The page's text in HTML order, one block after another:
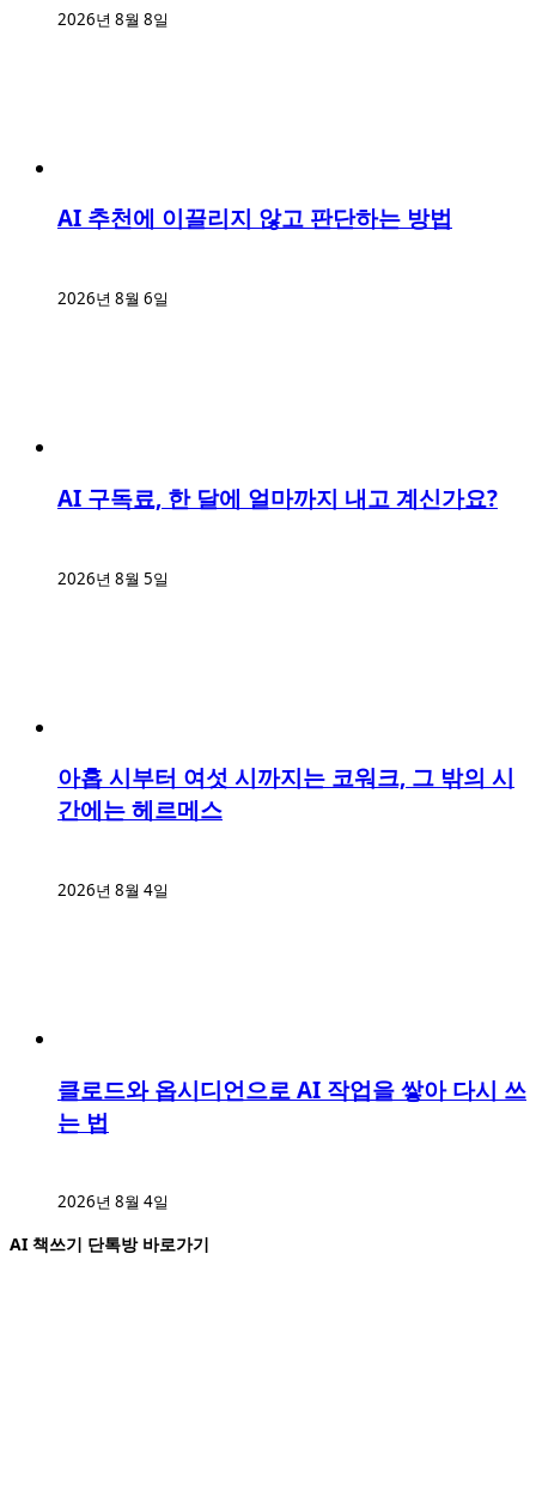
2026년 8월 8일
AI 추천에 이끌리지 않고 판단하는 방법
2026년 8월 6일
AI 구독료, 한 달에 얼마까지 내고 계신가요?
2026년 8월 5일
아홉 시부터 여섯 시까지는 코워크, 그 밖의 시
간에는 헤르메스
2026년 8월 4일
클로드와 옵시디언으로 AI 작업을 쌓아 다시 쓰
는 법
2026년 8월 4일
AI 책쓰기 단톡방 바로가기